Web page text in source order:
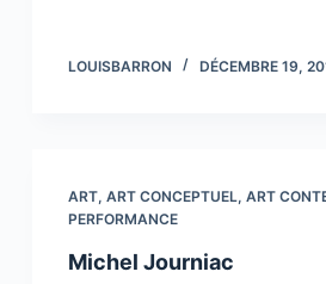
LOUISBARRON DÉCEMBRE 19,
ART, ART CONCEPTUEL, ART
PERFORMANCE
Michel Journiac